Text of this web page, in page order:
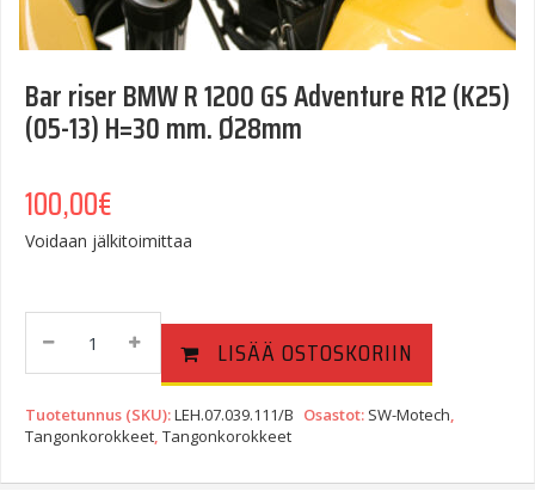
Bar riser BMW R 1200 GS Adventure R12 (K25)
(05-13) H=30 mm. Ø28mm
100,00€
Voidaan jälkitoimittaa
R
1200
Adventure
LISÄÄ OSTOSKORIIN
Tuotetunnus (SKU):LEH.07.039.111/B Osastot: SW-Motech,
Tangonkorokkeet, Tangonkorokkeet